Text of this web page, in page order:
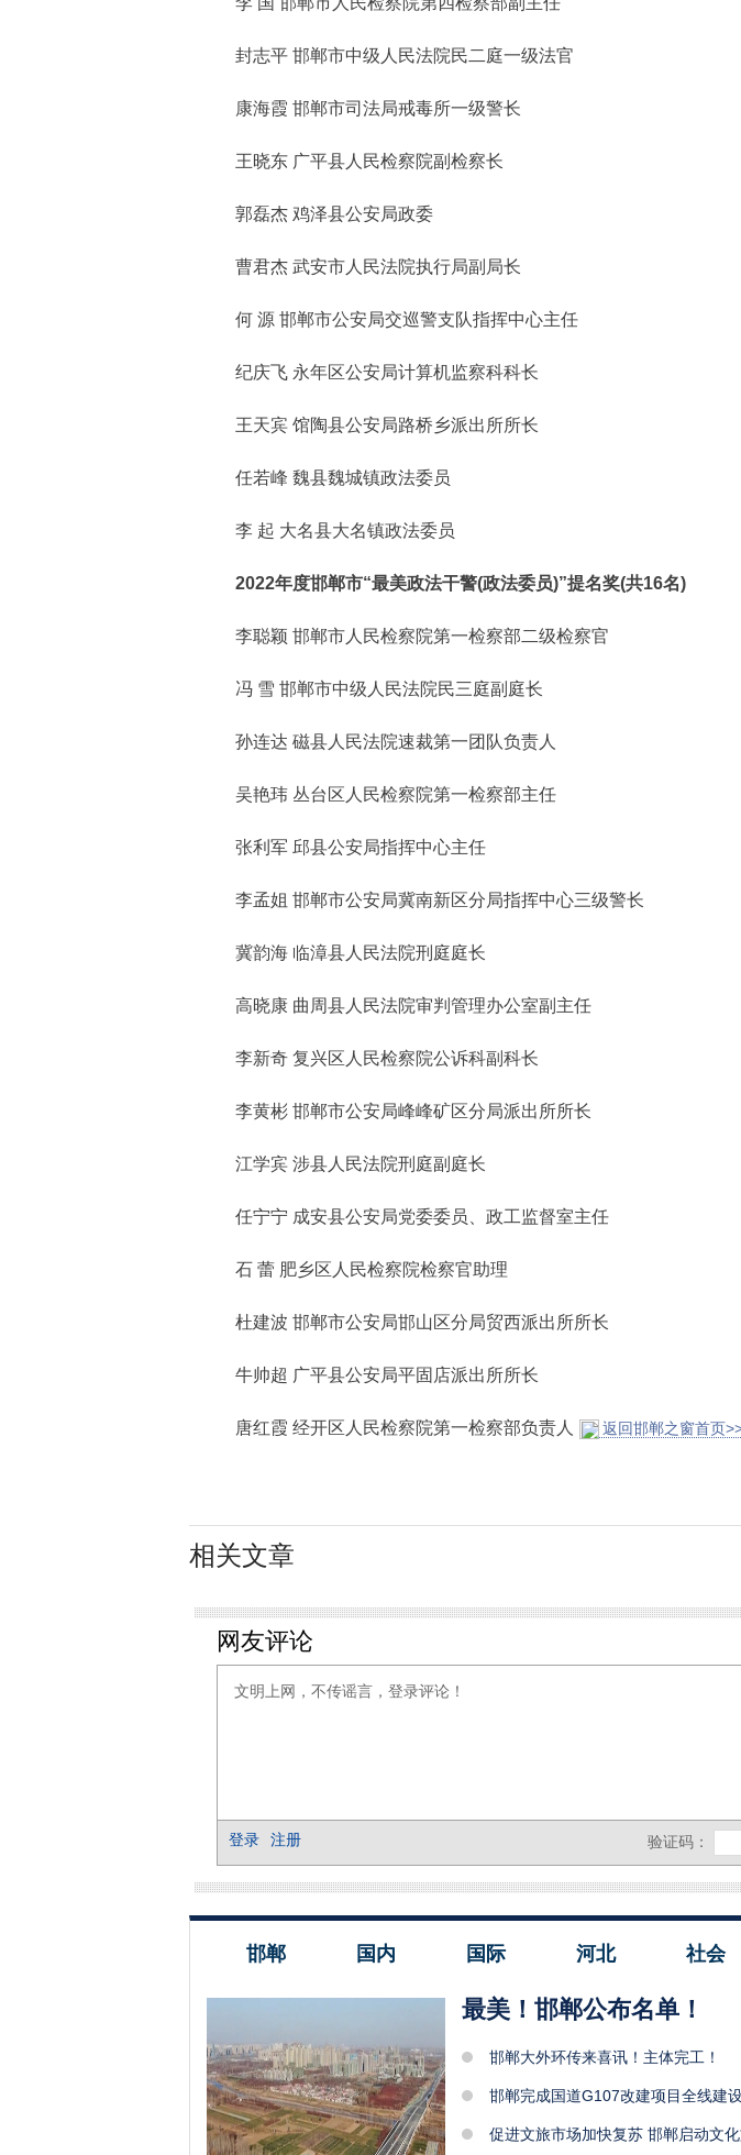
封志平 邯郸市中级人民法院民二庭一级法官
康海霞 邯郸市司法局戒毒所一级警长
王晓东 广平县人民检察院副检察长
郭磊杰 鸡泽县公安局政委
曹君杰 武安市人民法院执行局副局长
何 源 邯郸市公安局交巡警支队指挥中心主任
纪庆飞 永年区公安局计算机监察科科长
王天宾 馆陶县公安局路桥乡派出所所长
任若峰 魏县魏城镇政法委员
李 起 大名县大名镇政法委员
2022年度邯郸市“最美政法干警(政法委员)”提名奖(共16名)
李聪颖 邯郸市人民检察院第一检察部二级检察官
冯 雪 邯郸市中级人民法院民三庭副庭长
孙连达 磁县人民法院速裁第一团队负责人
吴艳玮 丛台区人民检察院第一检察部主任
张利军 邱县公安局指挥中心主任
李孟姐 邯郸市公安局冀南新区分局指挥中心三级警长
冀韵海 临漳县人民法院刑庭庭长
高晓康 曲周县人民法院审判管理办公室副主任
李新奇 复兴区人民检察院公诉科副科长
李黄彬 邯郸市公安局峰峰矿区分局派出所所长
江学宾 涉县人民法院刑庭副庭长
任宁宁 成安县公安局党委委员、政工监督室主任
石 蕾 肥乡区人民检察院检察官助理
杜建波 邯郸市公安局邯山区分局贸西派出所所长
牛帅超 广平县公安局平固店派出所所长
唐红霞 经开区人民检察院第一检察部负责人 返回邯郸之窗首页
相关文章
邯郸 国内 国际 河北 社会
最美！邯郸公布名单！
邯郸大外环传来喜讯！主体完工！
邯郸完成国道G107改建项目全线建
促进文旅市场加快复苏 邯郸启动文